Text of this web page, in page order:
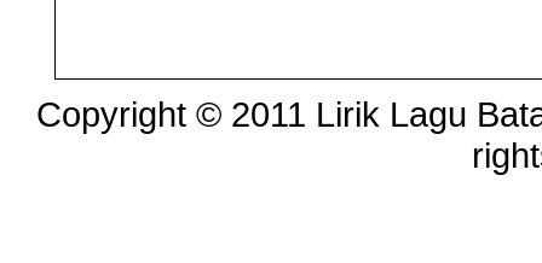
Copyright © 2011 Lirik Lagu